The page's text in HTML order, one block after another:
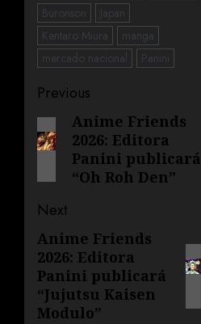
Buronson
Japan
Kentaro Miura
manga
mercado nacional
Panini
Previous
Anime Friends
2026: Editora
Panini publicará
“Oh Roh Den”
Next
Anime Friends
2026: Editora
Panini publicará
“Jujutsu Kaisen
Modulo”